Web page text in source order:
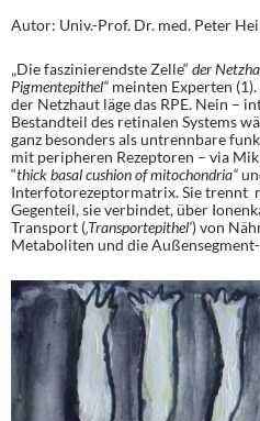
Autor: Univ.-Prof. Dr. med. Peter
„Die faszinierendste Zelle“ der
Pigmentepithel“ meinten Experten (1).
der Netzhaut läge das RPE. Nein –
Bestandteil des retinalen Systems
ganz besonders als untrennbare
mit peripheren Rezeptoren – via
“thick basal cushion of mitochondria“
Interfotorezeptormatrix. Sie trennt
Gegenteil, sie verbindet, über
Transport (‚Transportepithel‘) von
Metaboliten und die